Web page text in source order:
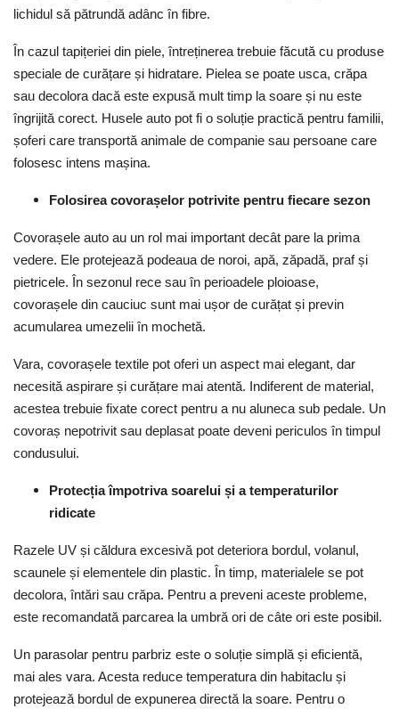
lichidul să pătrundă adânc în fibre.
În cazul tapițeriei din piele, întreținerea trebuie făcută cu produse
speciale de curățare și hidratare. Pielea se poate usca, crăpa
sau decolora dacă este expusă mult timp la soare și nu este
îngrijită corect. Husele auto pot fi o soluție practică pentru familii,
șoferi care transportă animale de companie sau persoane care
folosesc intens mașina.
Folosirea covorașelor potrivite pentru fiecare sezon
Covorașele auto au un rol mai important decât pare la prima
vedere. Ele protejează podeaua de noroi, apă, zăpadă, praf și
pietricele. În sezonul rece sau în perioadele ploioase,
covorașele din cauciuc sunt mai ușor de curățat și previn
acumularea umezelii în mochetă.
Vara, covorașele textile pot oferi un aspect mai elegant, dar
necesită aspirare și curățare mai atentă. Indiferent de material,
acestea trebuie fixate corect pentru a nu aluneca sub pedale. Un
covoraș nepotrivit sau deplasat poate deveni periculos în timpul
condusului.
Protecția împotriva soarelui și a temperaturilor
ridicate
Razele UV și căldura excesivă pot deteriora bordul, volanul,
scaunele și elementele din plastic. În timp, materialele se pot
decolora, întări sau crăpa. Pentru a preveni aceste probleme,
este recomandată parcarea la umbră ori de câte ori este posibil.
Un parasolar pentru parbriz este o soluție simplă și eficientă,
mai ales vara. Acesta reduce temperatura din habitaclu și
protejează bordul de expunerea directă la soare. Pentru o